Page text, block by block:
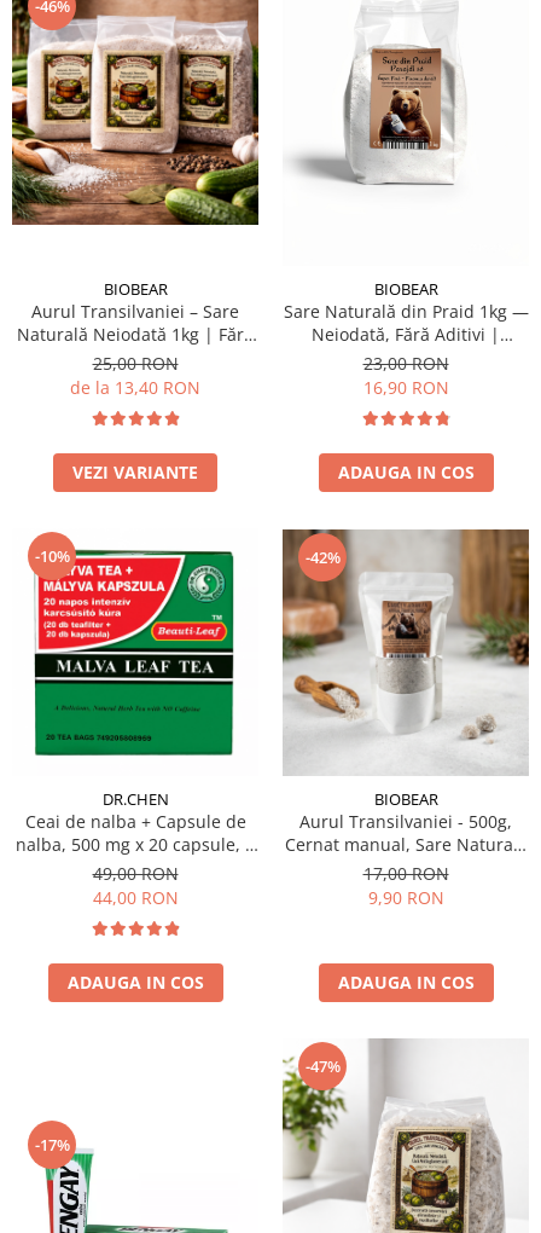
GAL
GOODWILL
HERBAL SWISS
HERBARIA
HERBIOVIT
HERBS OF HEAVEN
LOT OF HERB
Nature Cookta
NIZORAL
SALVUS
VITALBERT
-46%
BIOBEAR
Aurul Transilvaniei – Sare
Naturală Neiodată 1kg | Fără
E536 | Fără Antiaglomeranți |
Sare Gemă Naturală pentru
25,00 RON
de la 13,40 RON
VEZI VARIANTE
BIOBEAR
Sare Naturală din Praid 1kg —
Neiodată, Fără Aditivi |
Murături & Gătit
23,00 RON
16,90 RON
ADAUGA IN COS
-10%
DR.CHEN
Ceai de nalba + Capsule de
nalba, 500 mg x 20 capsule, 2
g x 20 filtre
49,00 RON
44,00 RON
ADAUGA IN COS
-42%
BIOBEAR
Aurul Transilvaniei - 500g,
Cernat manual, Sare Naturală
din Transilvania, Neiodată,
Fără Antiaglomeranţi
17,00 RON
9,90 RON
ADAUGA IN COS
-17%
-47%